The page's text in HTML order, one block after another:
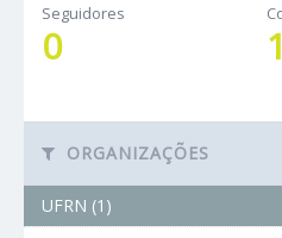
Seguidores
0 1
ORGANIZAÇÕES
UFRN (1)